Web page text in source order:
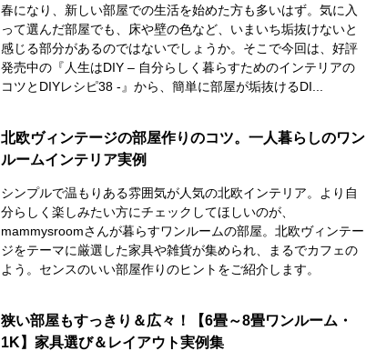
春になり、新しい部屋での生活を始めた方も多いはず。気に入
って選んだ部屋でも、床や壁の色など、いまいち垢抜けないと
感じる部分があるのではないでしょうか。そこで今回は、好評
発売中の『人生はDIY – 自分らしく暮らすためのインテリアの
コツとDIYレシピ38 -』から、簡単に部屋が垢抜けるDI...
北欧ヴィンテージの部屋作りのコツ。一人暮らしのワン
ルームインテリア実例
シンプルで温もりある雰囲気が人気の北欧インテリア。より自
分らしく楽しみたい方にチェックしてほしいのが、
mammysroomさんが暮らすワンルームの部屋。北欧ヴィンテー
ジをテーマに厳選した家具や雑貨が集められ、まるでカフェの
よう。センスのいい部屋作りのヒントをご紹介します。
狭い部屋もすっきり＆広々！【6畳～8畳ワンルーム・
1K】家具選び＆レイアウト実例集